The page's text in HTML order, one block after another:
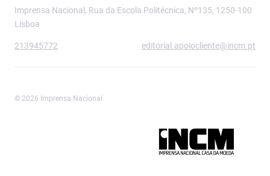
Imprensa Nacional, Rua da Escola Politécnica, Nº135, 1250-100
Lisboa
213945772 editorial.apoiocliente@incm.pt
© 2026 Imprensa Nacional